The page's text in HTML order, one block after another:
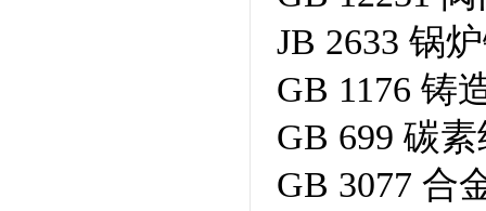
JB 2633 锅
GB 1176 铸
GB 699 碳
GB 3077 合